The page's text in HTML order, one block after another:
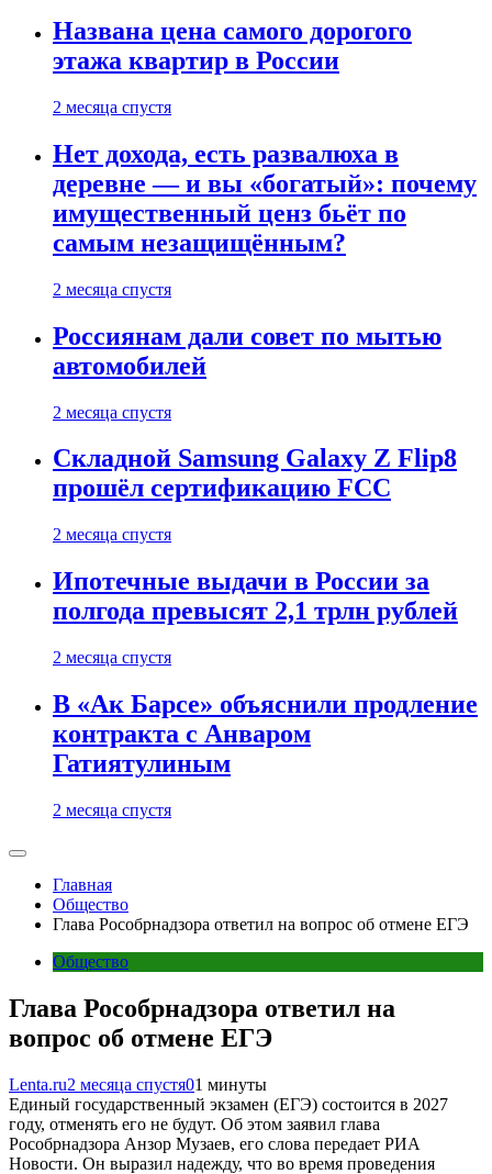
Названа цена самого дорогого
этажа квартир в России
2 месяца спустя
Нет дохода, есть развалюха в
деревне — и вы «богатый»: почему
имущественный ценз бьёт по
самым незащищённым?
2 месяца спустя
Россиянам дали совет по мытью
автомобилей
2 месяца спустя
Складной Samsung Galaxy Z Flip8
прошёл сертификацию FCC
2 месяца спустя
Ипотечные выдачи в России за
полгода превысят 2,1 трлн рублей
2 месяца спустя
В «Ак Барсе» объяснили продление
контракта с Анваром
Гатиятулиным
2 месяца спустя
Главная
Общество
Глава Рособрнадзора ответил на вопрос об отмене ЕГЭ
Общество
Глава Рособрнадзора ответил на
вопрос об отмене ЕГЭ
Lenta.ru2 месяца спустя01 минуты
Единый государственный экзамен (ЕГЭ) состоится в 2027
году, отменять его не будут. Об этом заявил глава
Рособрнадзора Анзор Музаев, его слова передает РИА
Новости. Он выразил надежду, что во время проведения